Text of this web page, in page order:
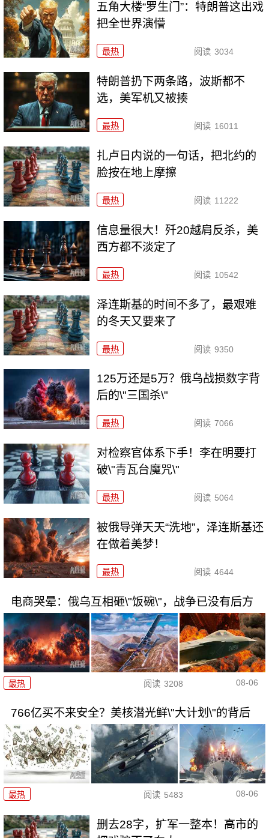
五角大楼“罗生门”：特朗普这出戏
把全世界演懵
最热 阅读 3034
特朗普扔下两条路，波斯都不
选，美军机又被揍
最热 阅读 16011
扎卢日内说的一句话，把北约的
脸按在地上摩擦
最热 阅读 11222
信息量很大！歼20越肩反杀，美
西方都不淡定了
最热 阅读 10542
泽连斯基的时间不多了，最艰难
的冬天又要来了
最热 阅读 9350
125万还是5万？俄乌战损数字背
后的\"三国杀\"
最热 阅读 7066
对检察官体系下手！李在明要打
破\"青瓦台魔咒\"
最热 阅读 5064
被俄导弹天天“洗地”，泽连斯基还
在做着美梦！
最热 阅读 4644
电商哭晕：俄乌互相砸\"饭碗\"，战争已没有后方
最热 阅读 3208 08-06
766亿买不来安全？美核潜光鲜\"大计划\"的背后
最热 阅读 5483 08-06
删去28字，扩军一整本！高市的